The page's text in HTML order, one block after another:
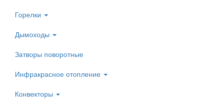
Горелки
Дымоходы
Затворы поворотные
Инфракрасное отопление
Конвекторы